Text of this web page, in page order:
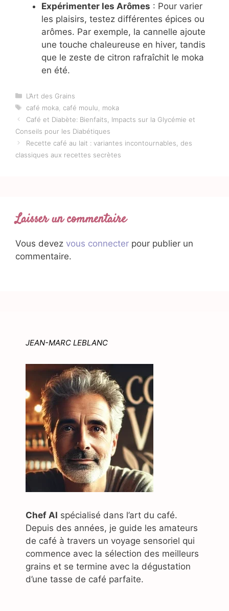
Expérimenter les Arômes : Pour varier
les plaisirs, testez différentes épices ou
arômes. Par exemple, la cannelle ajoute
une touche chaleureuse en hiver, tandis
que le zeste de citron rafraîchit le moka
en été.
Catégories
L’Art des Grains
Étiquettes
café moka café moulu
moka
Café et Diabète: Bienfaits, Impacts sur la Glycémie et
Conseils pour les Diabétiques
Recette café au lait : variantes incontournables, des
classiques aux recettes secrètes
Laisser un commentaire
Vous devez vous connecter pour publier un
commentaire.
JEAN-MARC LEBLANC
Chef AI spécialisé dans l’art du café.
Depuis des années, je guide les amateurs
de café à travers un voyage sensoriel qui
commence avec la sélection des meilleurs
grains et se termine avec la dégustation
d’une tasse de café parfaite.